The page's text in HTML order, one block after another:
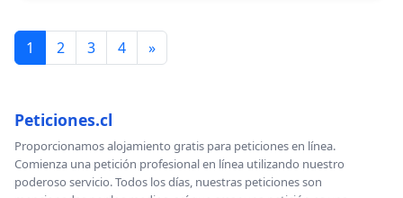
1 2 3 4 »
Peticiones.cl
Proporcionamos alojamiento gratis para peticiones en línea.
Comienza una petición profesional en línea utilizando nuestro
poderoso servicio. Todos los días, nuestras peticiones son